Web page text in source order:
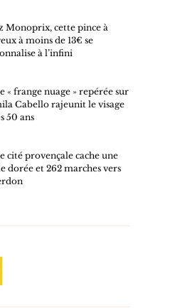
Monoprix, cette pince à
à moins de 13€ se
à l’infini
« frange nuage » repérée sur
Cabello rajeunit le visage
50 ans
cité provençale cache une
dorée et 262 marches vers